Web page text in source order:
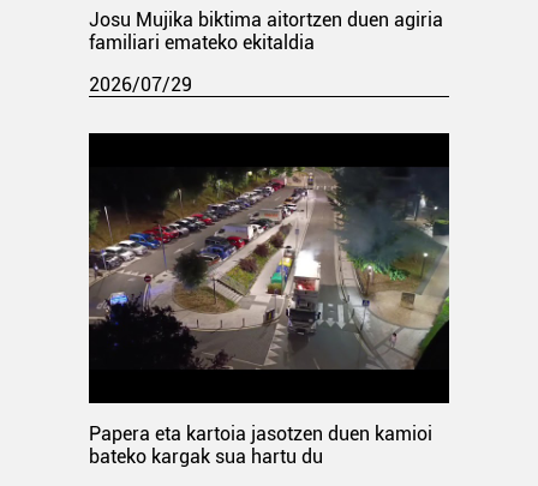
Josu Mujika biktima aitortzen duen agiria
familiari emateko ekitaldia
2026/07/29
Papera eta kartoia jasotzen duen kamioi
bateko kargak sua hartu du